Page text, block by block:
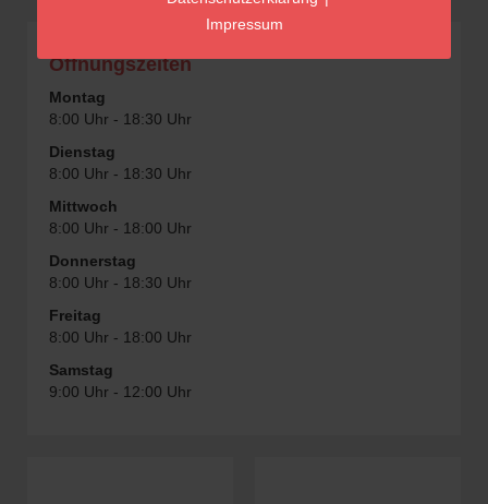
Öffnungszeiten
Montag
8:00 Uhr - 18:30 Uhr
Dienstag
8:00 Uhr - 18:30 Uhr
Mittwoch
8:00 Uhr - 18:00 Uhr
Donnerstag
8:00 Uhr - 18:30 Uhr
Freitag
8:00 Uhr - 18:00 Uhr
Samstag
9:00 Uhr - 12:00 Uhr
Impressum